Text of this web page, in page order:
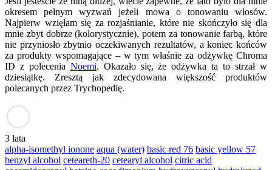
okresem pełnym wyzwań jeżeli mowa o tonowaniu włosów.
Najpierw wzięłam się za rozjaśnianie, które nie skończyło się dla
mnie zbyt dobrze (kolorystycznie), potem za tonowanie farbą, które
nie przyniosło zbytnio oczekiwanych rezultatów, a koniec końców
za produkty wspomagające – w tym właśnie za odżywkę Chroma
ID z polecenia Noemi. Okazało się, że odżywka ta to strzał w
dziesiątkę. Zresztą jak zdecydowana większość produktów
polecanych przez Trychopedię.
3 lata
alpha-isomethyl ionone aqua (water) basic red 76 basic yellow 57
benzyl alcohol ceteareth-20 cetearyl alcohol citric acid